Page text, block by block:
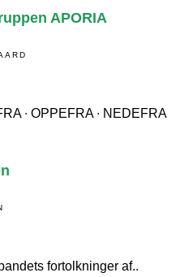
APORIA
∙ OPPEFRA ∙ NEDEFRA
fortolkninger af..